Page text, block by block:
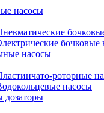
насосы
бочковые
насосы
роторные
насосы
дозаторы